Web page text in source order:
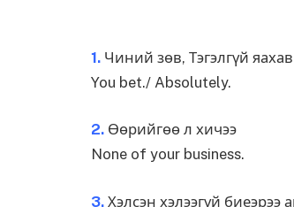
1. Чиний зөв, Тэгэлгүй яахав
You bet./ Absolutely.
2. Өөрийгөө л хичээ
None of your business.
3. Хэлсэн хэлээгүй биеэрээ